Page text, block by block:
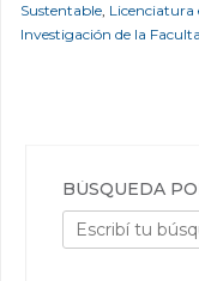
Sustentable, Licenciatura
Investigación de la
BÚSQUEDA